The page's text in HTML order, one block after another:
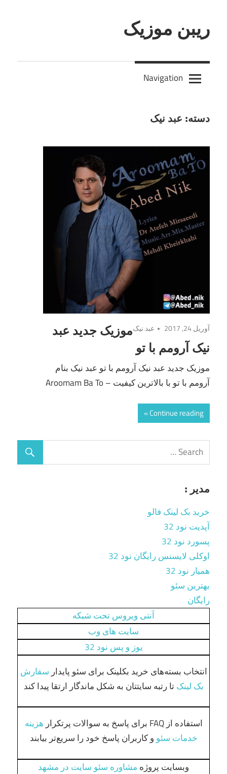
content
ریبن موزیک
mp3
جدید
Navigation
دسته: عبد نیک
آوریل 24, 2017 عبد نیکموزیک جدید عبد
نیک آرومم با تو
موزیک جدید عبد نیک آرومم با تو عبد نیک بنام
آرومم با تو با بالاترین کیفیت – Aroomam Ba To
Continue reading
مدیر :
خرید بک لینک فالو
آپدیت نود 32
پسورد نود 32
اوکلی لایسنس رایگان نود 32
همیار نود 32
بهترین سئو
رایگان
آنتی ویروس تحت شبکه
سایت های وب
یوز و پس نود 32
انتخاب بسته‌های خرید بکلینک برای سئو پایدار سفارش
بک لینکتا رتبه سایتتان به شکل ماندگار ارتقا پیدا کند
استفاده از FAQ برای پاسخ به سوالات پرتکرار
هزینه
خدمات سئو و کاربران پاسخ خود را سریع‌تر بیابند
وبسایت پروژه مشاوره سئو سایت در مشهد